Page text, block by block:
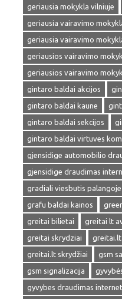
geriausia mokykla vilniuje
geriausia vairavimo
geriausia vairavimo
geriausios vairavimo
geriausios vairavimo
gintaro baldai akcijos
gintaro baldai kaune
gintaro baldai sekcijos
gintaro baldai virtuves
gjensidige automobilio
gjensidige draudimas
gradiali viesbutis palangoje
grafu baldai kainos
greitai bilietai
greitai lt
greitai skrydziai
greitai.lt skrydžiai
gsm
gsm signalizacija
gyvybes draudimas